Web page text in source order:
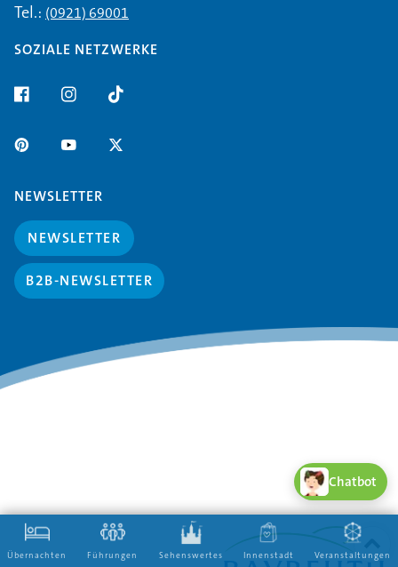
Tel.: (0921) 69001
SOZIALE NETZWERKE
NEWSLETTER
NEWSLETTER
B2B-NEWSLETTER
Übernachten Führungen Sehenswertes Innenstadt Veranstaltungen
Chatbot